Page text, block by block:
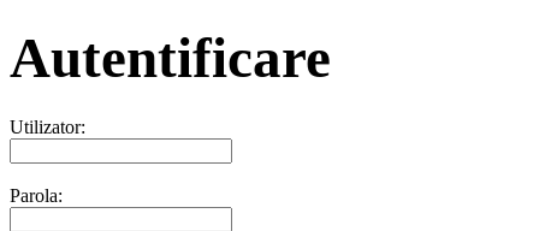
Autentificare
Utilizator:
Parola: